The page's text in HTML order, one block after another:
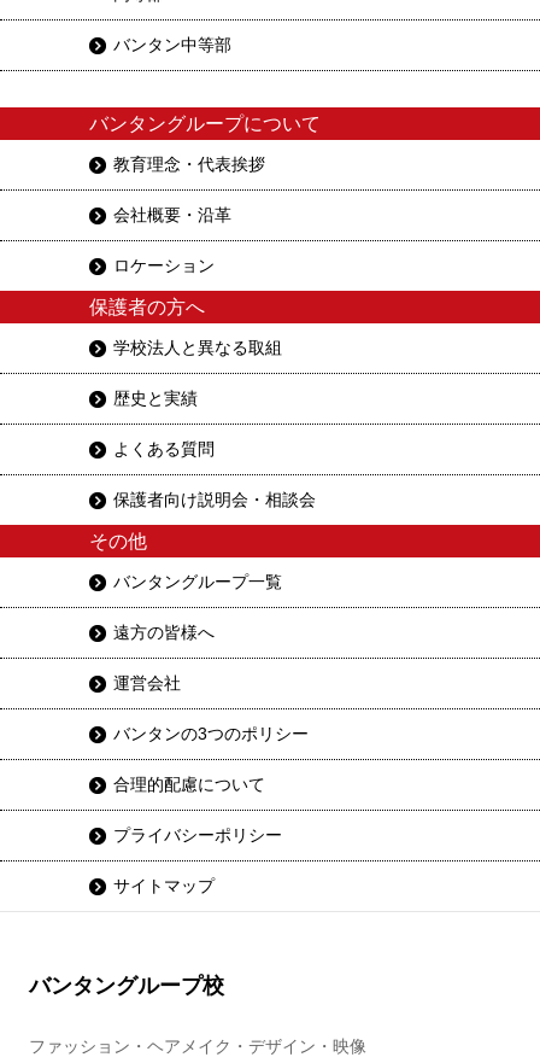
バンタン中等部
バンタングループについて
教育理念・代表挨拶
会社概要・沿革
ロケーション
保護者の方へ
学校法人と異なる取組
歴史と実績
よくある質問
保護者向け説明会・相談会
その他
バンタングループ一覧
遠方の皆様へ
運営会社
バンタンの3つのポリシー
合理的配慮について
プライバシーポリシー
サイトマップ
バンタングループ校
ファッション・ヘアメイク・デザイン・映像